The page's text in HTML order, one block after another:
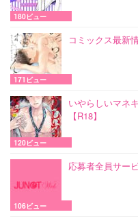
180ビュー
コミックス最新
171ビュー
いやらしいマネ
【R18】
120ビュー
応募者全員サー
106ビュー